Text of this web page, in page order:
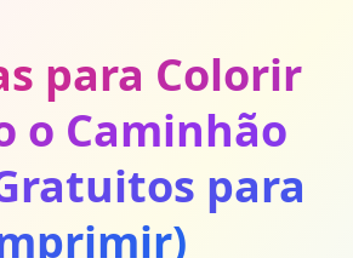
para Colorir
o Caminhão
para